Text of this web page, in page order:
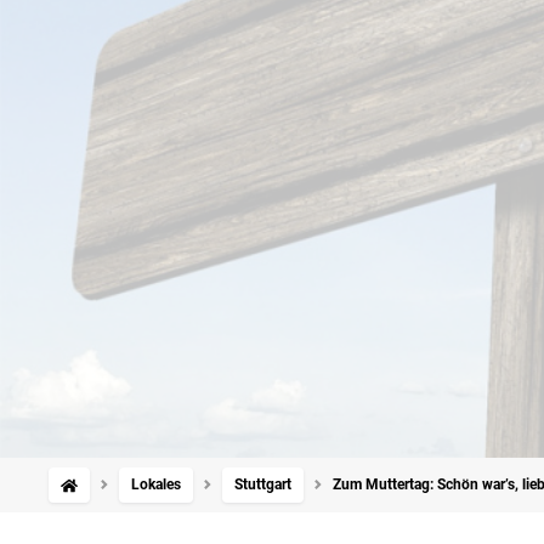
Lokales Stuttgart Zum Muttertag: Schön war’s,